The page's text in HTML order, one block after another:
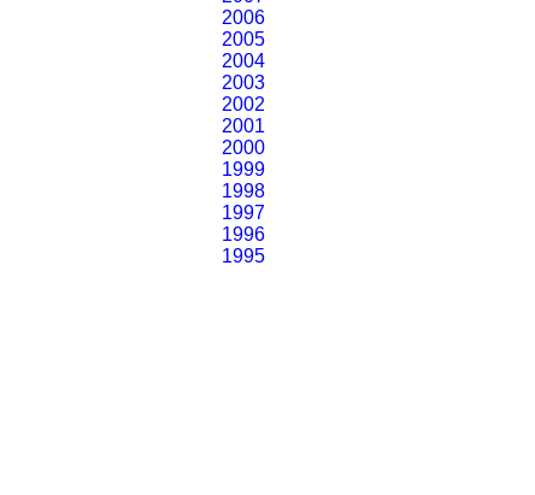
2006
2005
2004
2003
2002
2001
2000
1999
1998
1997
1996
1995